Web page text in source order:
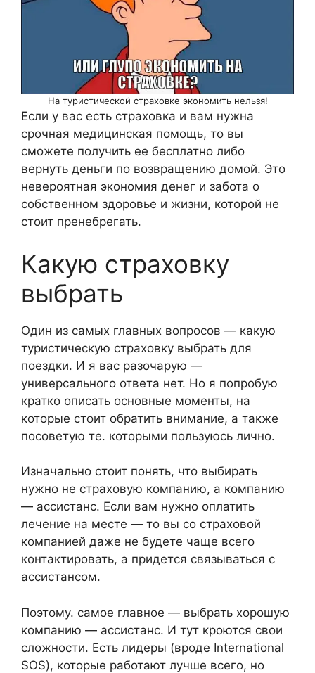
На туристической страховке экономить нельзя!
Если у вас есть страховка и вам нужна
срочная медицинская помощь, то вы
сможете получить ее бесплатно либо
вернуть деньги по возвращению домой. Это
невероятная экономия денег и забота о
собственном здоровье и жизни, которой не
стоит пренебрегать.
Какую страховку
выбрать
Один из самых главных вопросов — какую
туристическую страховку выбрать для
поездки. И я вас разочарую —
универсального ответа нет. Но я попробую
кратко описать основные моменты, на
которые стоит обратить внимание, а также
посоветую те. которыми пользуюсь лично.
Изначально стоит понять, что выбирать
нужно не страховую компанию, а компанию
— ассистанс. Если вам нужно оплатить
лечение на месте — то вы со страховой
компанией даже не будете чаще всего
контактировать, а придется связываться с
ассистансом.
Поэтому. самое главное — выбрать хорошую
компанию — ассистанс. И тут кроются свои
сложности. Есть лидеры (вроде International
SOS), которые работают лучше всего, но